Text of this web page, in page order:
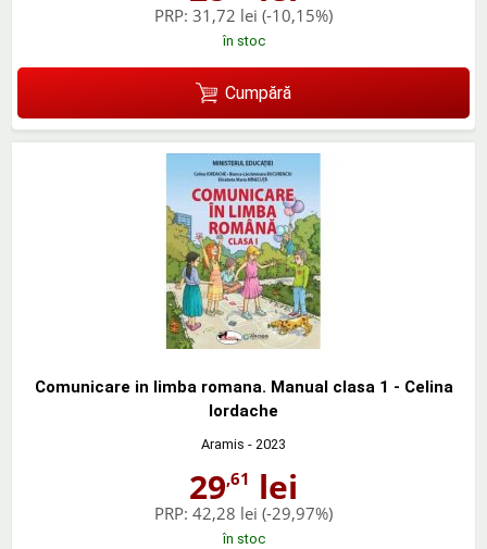
PRP: 31,72 lei (-10,15%)
în stoc
Cumpără
Comunicare in limba romana. Manual clasa 1 - Celina
Iordache
Aramis - 2023
29,61 lei
PRP: 42,28 lei (-29,97%)
în stoc